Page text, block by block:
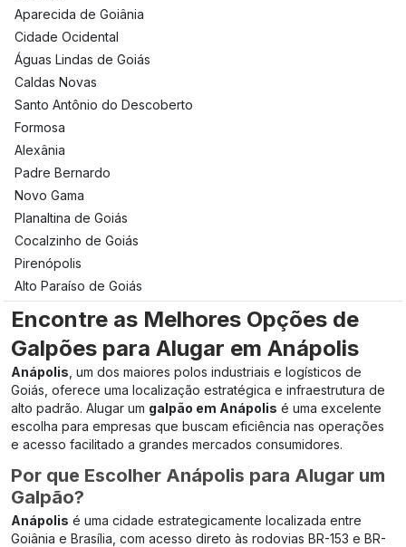
Aparecida de Goiânia
Cidade Ocidental
Águas Lindas de Goiás
Caldas Novas
Santo Antônio do Descoberto
Formosa
Alexânia
Padre Bernardo
Novo Gama
Planaltina de Goiás
Cocalzinho de Goiás
Pirenópolis
Alto Paraíso de Goiás
Encontre as Melhores Opções de
Galpões para Alugar em Anápolis
Anápolis , um dos maiores polos industriais e logísticos de
Goiás, oferece uma localização estratégica e infraestrutura de
alto padrão. Alugar um galpão em Anápolis é uma excelente
escolha para empresas que buscam eficiência nas operações
e acesso facilitado a grandes mercados consumidores.
Por que Escolher Anápolis para Alugar um
Galpão?
Anápolis é uma cidade estrategicamente localizada entre
Goiânia e Brasília, com acesso direto às rodovias BR-153 e BR-